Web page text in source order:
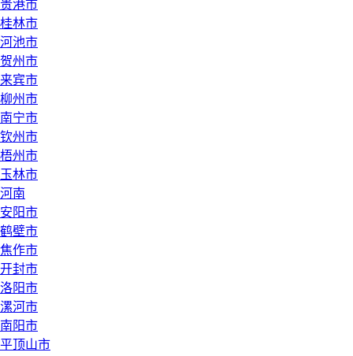
贵港市
桂林市
河池市
贺州市
来宾市
柳州市
南宁市
钦州市
梧州市
玉林市
河南
安阳市
鹤壁市
焦作市
开封市
洛阳市
漯河市
南阳市
平顶山市